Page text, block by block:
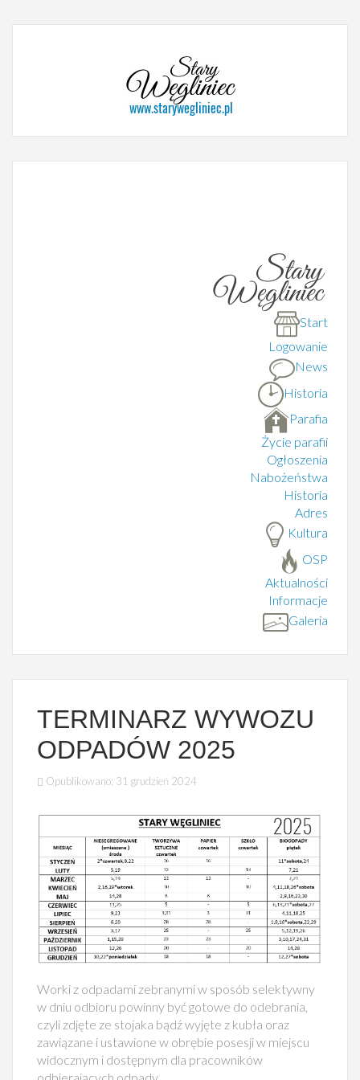
Start
Logowanie
News
Historia
Parafia
Życie parafii
Ogłoszenia
Nabożeństwa
Historia
Adres
Kultura
OSP
Aktualności
Informacje
Galeria
TERMINARZ WYWOZU
ODPADÓW 2025
Opublikowano: 31 grudzień 2024
Worki z odpadami zebranymi w sposób selektywny
w dniu odbioru powinny być gotowe do odebrania,
czyli zdjęte ze stojaka bądź wyjęte z kubła oraz
zawiązane i ustawione w obrębie posesji w miejscu
widocznym i dostępnym dla pracowników
odbierających odpady